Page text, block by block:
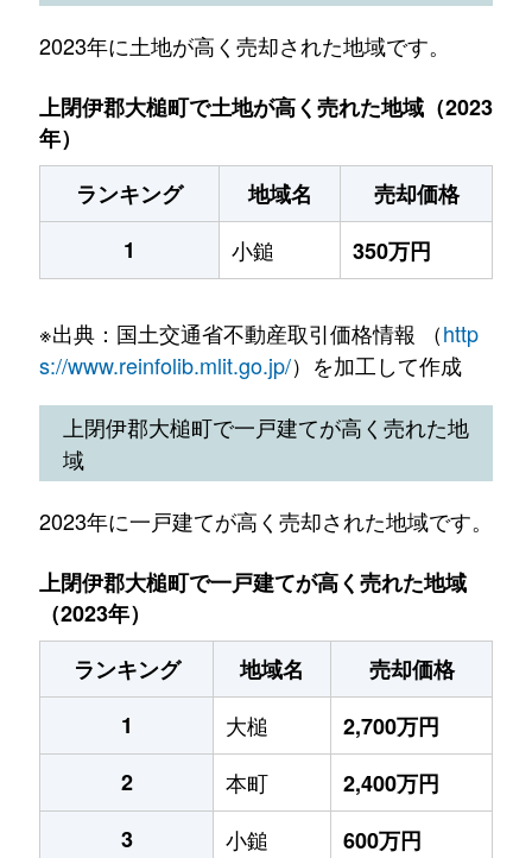
2023年に土地が高く売却された地域です。
上閉伊郡大槌町で土地が高く売れた地域（2023
年）
ランキング
地域名
売却価格
1
小鎚 350万円
※出典：国土交通省不動産取引価格情報 （http
s://www.reinfolib.mlit.go.jp/）を加工して作成
上閉伊郡大槌町で一戸建てが高く売れた地
域
2023年に一戸建てが高く売却された地域です。
上閉伊郡大槌町で一戸建てが高く売れた地域
（2023年）
ランキング
地域名
売却価格
1
大槌
2,700万円
2
本町
2,400万円
3
小鎚
600万円